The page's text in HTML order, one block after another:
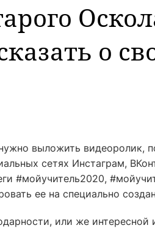
о
выложить видеоролик,
сетях Инстаграм,
#мойучитель2020,
ее на специально
или же интересной